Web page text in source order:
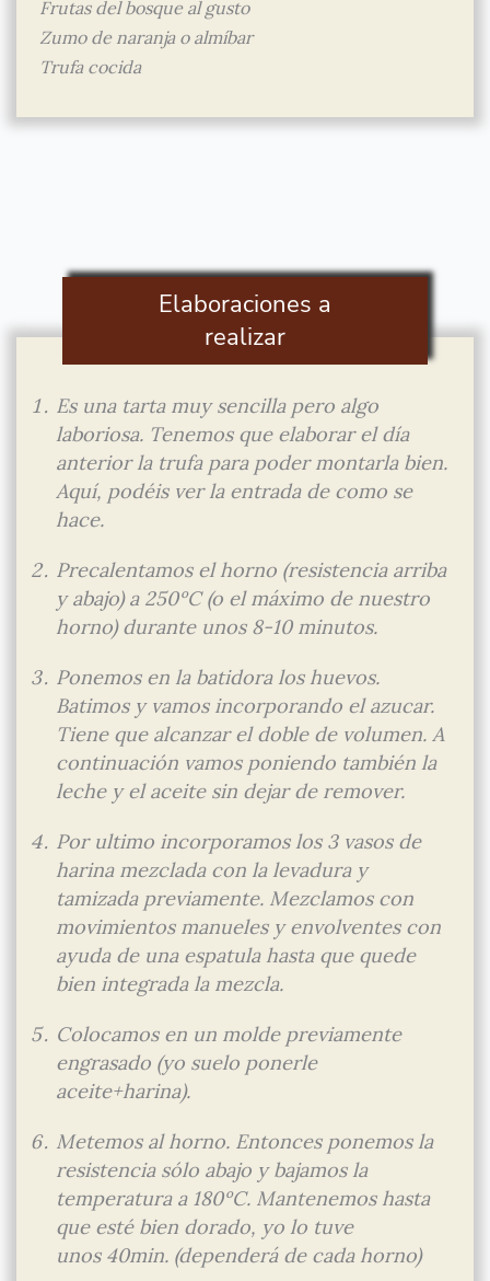
Frutas del bosque al gusto
Zumo de naranja o almíbar
Trufa cocida
Elaboraciones a
realizar
Es una tarta muy sencilla pero algo
laboriosa. Tenemos que elaborar el día
anterior la trufa para poder montarla bien.
Aquí, podéis ver la entrada de como se
hace.
Precalentamos el horno (resistencia arriba
y abajo) a 250ºC (o el máximo de nuestro
horno) durante unos 8-10 minutos.
Ponemos en la batidora los huevos.
Batimos y vamos incorporando el azucar.
Tiene que alcanzar el doble de volumen. A
continuación vamos poniendo también la
leche y el aceite sin dejar de remover.
Por ultimo incorporamos los 3 vasos de
harina mezclada con la levadura y
tamizada previamente. Mezclamos con
movimientos manueles y envolventes con
ayuda de una espatula hasta que quede
bien integrada la mezcla.
Colocamos en un molde previamente
engrasado (yo suelo ponerle
aceite+harina).
Metemos al horno. Entonces ponemos la
resistencia sólo abajo y bajamos la
temperatura a 180ºC. Mantenemos hasta
que esté bien dorado, yo lo tuve
unos 40min. (dependerá de cada horno)